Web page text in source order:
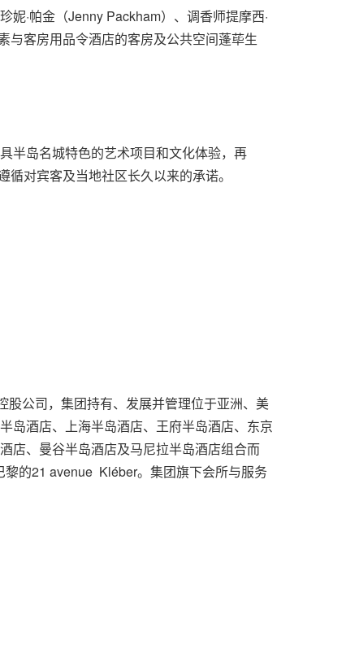
·帕金（Jenny Packham）、调香师提摩西·
与客房用品令酒店的客房及公共空间蓬荜生
半岛名城特色的艺术项目和文化体验，再
对宾客及当地社区长久以来的承诺。
公司，集团持有、发展并管理位于亚洲、美
岛酒店、上海半岛酒店、王府半岛酒店、东京
店、曼谷半岛酒店及马尼拉半岛酒店组合而
的21 avenue Kléber。集团旗下会所与服务